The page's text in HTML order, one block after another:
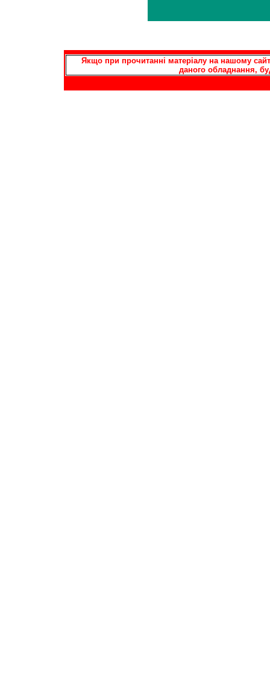
Якщо при прочитанні матеріалу на нашому
даного обладнання,